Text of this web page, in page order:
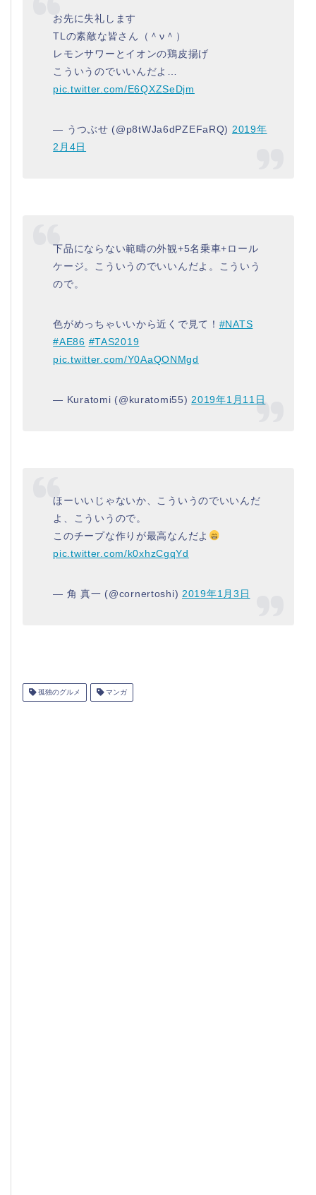
お先に失礼します
TLの素敵な皆さん（＾ν＾）
レモンサワーとイオンの鶏皮揚げ
こういうのでいいんだよ…
pic.twitter.com/E6QXZSeDjm
— うつぶせ (@p8tWJa6dPZEFaRQ) 2019年
2月4日
下品にならない範疇の外観+5名乗車+ロール
ケージ。こういうのでいいんだよ。こういう
ので。
色がめっちゃいいから近くで見て！ #NATS
#AE86 #TAS2019
pic.twitter.com/Y0AaQONMgd
— Kuratomi (@kuratomi55) 2019年1月11日
ほーいいじゃないか、こういうのでいいんだ
よ、こういうので。
このチープな作りが最高なんだよ
pic.twitter.com/k0xhzCgqYd
— 角 真一 (@cornertoshi)2019年1月3日
孤独のグルメ マンガ